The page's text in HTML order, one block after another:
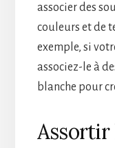
associer des
couleurs et de
exemple, si
associez-le à
blanche pour
Assortir